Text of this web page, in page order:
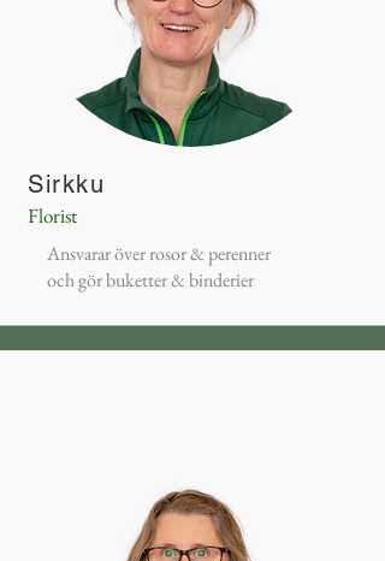
Sirkku
Florist
Ansvarar över rosor & perenner
och gör buketter & binderier